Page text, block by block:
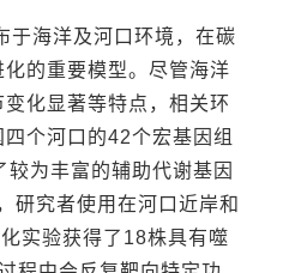
于海洋及河口环境，在碳
的重要模型。尽管海洋
化显著等特点，相关环
个河口的42个宏基因组
为丰富的辅助代谢基因
研究者使用在河口近岸和
实验获得了18株具有噬